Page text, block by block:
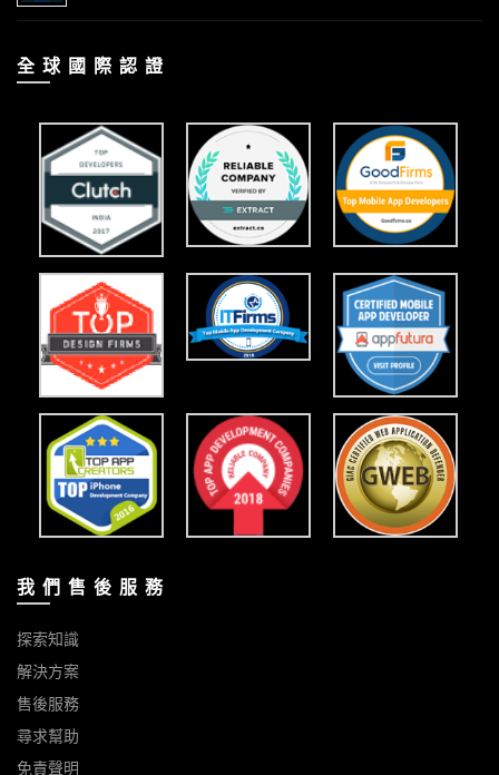
全 球 國 際 認 證
我 們 售 後 服 務
探索知識
解決方案
售後服務
尋求幫助
免責聲明